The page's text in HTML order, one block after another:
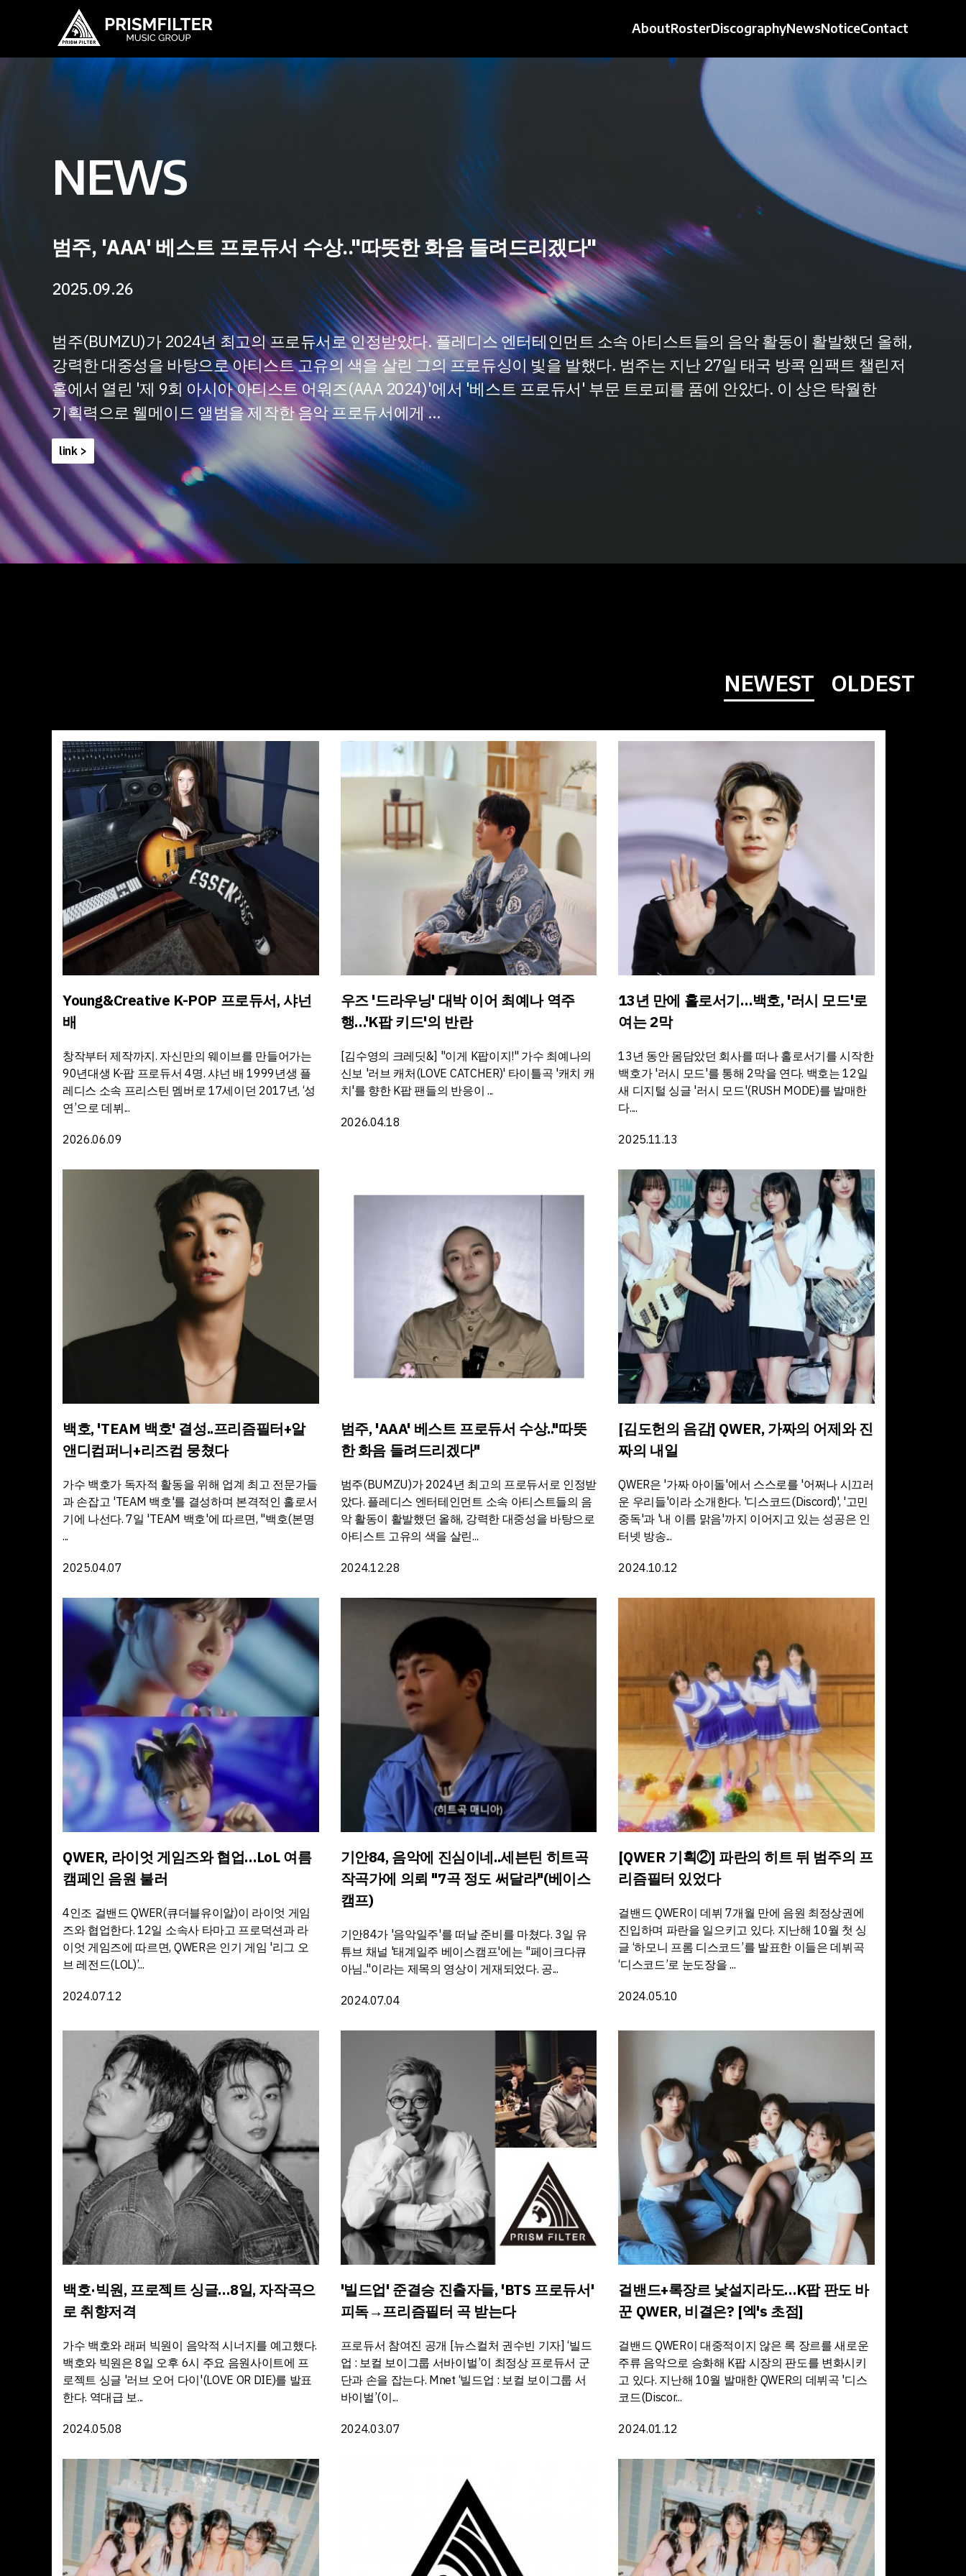
AboutRosterDiscographyNewsNoticeContact
NEWS
범주, 'AAA' 베스트 프로듀서 수상.."따뜻한 화음 들려드리겠다"
2025.09.26
범주(BUMZU)가 2024년 최고의 프로듀서로 인정받았다. 플레디스 엔터테인먼트 소속 아티스트들의 음악 활동이 활발했던 올해,
강력한 대중성을 바탕으로 아티스트 고유의 색을 살린 그의 프로듀싱이 빛을 발했다. 범주는 지난 27일 태국 방콕 임팩트 챌린저
홀에서 열린 '제 9회 아시아 아티스트 어워즈(AAA 2024)'에서 '베스트 프로듀서' 부문 트로피를 품에 안았다. 이 상은 탁월한
기획력으로 웰메이드 앨범을 제작한 음악 프로듀서에게 …
link >
NEWEST OLDEST
Young&Creative K-POP 프로듀서, 샤넌
배
창작부터 제작까지. 자신만의 웨이브를 만들어가는
90년대생 K-팝 프로듀서 4명. 샤넌 배 1999년생 플
레디스 소속 프리스틴 멤버로 17세이던 2017년, ‘성
연’으로 데뷔...
2026.06.09
우즈 '드라우닝' 대박 이어 최예나 역주
행…'K팝 키드'의 반란
[김수영의 크레딧&] "이게 K팝이지!" 가수 최예나의
신보 '러브 캐처(LOVE CATCHER)' 타이틀곡 '캐치 캐
치'를 향한 K팝 팬들의 반응이 ...
2026.04.18
13년 만에 홀로서기…백호, '러시 모드'로
여는 2막
13년 동안 몸담았던 회사를 떠나 홀로서기를 시작한
백호가 '러시 모드'를 통해 2막을 연다. 백호는 12일
새 디지털 싱글 '러시 모드'(RUSH MODE)를 발매한
다....
2025.11.13
백호, 'TEAM 백호' 결성..프리즘필터+알
앤디컴퍼니+리즈컴 뭉쳤다
가수 백호가 독자적 활동을 위해 업계 최고 전문가들
과 손잡고 'TEAM 백호'를 결성하며 본격적인 홀로서
기에 나선다. 7일 'TEAM 백호'에 따르면, "백호(본명
...
2025.04.07
범주, 'AAA' 베스트 프로듀서 수상.."따뜻
한 화음 들려드리겠다"
범주(BUMZU)가 2024년 최고의 프로듀서로 인정받
았다. 플레디스 엔터테인먼트 소속 아티스트들의 음
악 활동이 활발했던 올해, 강력한 대중성을 바탕으로
아티스트 고유의 색을 살린...
2024.12.28
[김도헌의 음감] QWER, 가짜의 어제와 진
짜의 내일
QWER은 '가짜 아이돌'에서 스스로를 '어쩌나 시끄러
운 우리들'이라 소개한다. '디스코드(Discord)', '고민
중독'과 '내 이름 맑음'까지 이어지고 있는 성공은 인
터넷 방송...
2024.10.12
QWER, 라이엇 게임즈와 협업…LoL 여름
캠페인 음원 불러
4인조 걸밴드 QWER(큐더블유이알)이 라이엇 게임
즈와 협업한다. 12일 소속사 타마고 프로덕션과 라
이엇 게임즈에 따르면, QWER은 인기 게임 '리그 오
브 레전드(LOL)’...
2024.07.12
기안84, 음악에 진심이네..세븐틴 히트곡
작곡가에 의뢰 "7곡 정도 써달라"(베이스
캠프)
기안84가 '음악일주'를 떠날 준비를 마쳤다. 3일 유
튜브 채널 '태계일주 베이스캠프'에는 "페이크다큐
아님.."이라는 제목의 영상이 게재되었다. 공...
2024.07.04
[QWER 기획②] 파란의 히트 뒤 범주의 프
리즘필터 있었다
걸밴드 QWER이 데뷔 7개월 만에 음원 최정상권에
진입하며 파란을 일으키고 있다. 지난해 10월 첫 싱
글 ‘하모니 프롬 디스코드’를 발표한 이들은 데뷔곡
‘디스코드’로 눈도장을 ...
2024.05.10
백호·빅원, 프로젝트 싱글…8일, 자작곡으
로 취향저격
가수 백호와 래퍼 빅원이 음악적 시너지를 예고했다.
백호와 빅원은 8일 오후 6시 주요 음원사이트에 프
로젝트 싱글 '러브 오어 다이'(LOVE OR DIE)를 발표
한다. 역대급 보...
2024.05.08
'빌드업' 준결승 진출자들, 'BTS 프로듀서'
피독→프리즘필터 곡 받는다
프로듀서 참여진 공개 [뉴스컬처 권수빈 기자] ‘빌드
업 : 보컬 보이그룹 서바이벌’이 최정상 프로듀서 군
단과 손을 잡는다. Mnet ‘빌드업 : 보컬 보이그룹 서
바이벌’(이...
2024.03.07
걸밴드+록장르 낯설지라도…K팝 판도 바
꾼 QWER, 비결은? [엑's 초점]
걸밴드 QWER이 대중적이지 않은 록 장르를 새로운
주류 음악으로 승화해 K팝 시장의 판도를 변화시키
고 있다. 지난해 10월 발매한 QWER의 데뷔곡 '디스
코드(Discor...
2024.01.12